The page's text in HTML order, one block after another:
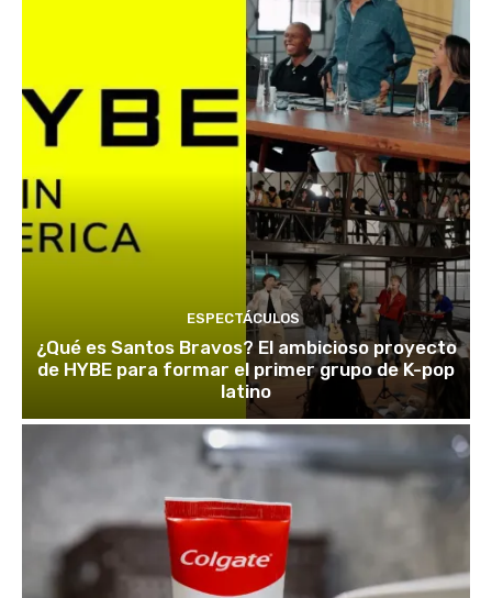
ESPECTÁCULOS
¿Qué es Santos Bravos? El ambicioso proyecto
de HYBE para formar el primer grupo de K-pop
latino